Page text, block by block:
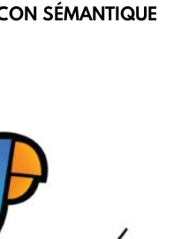
SÉMANTIQUE